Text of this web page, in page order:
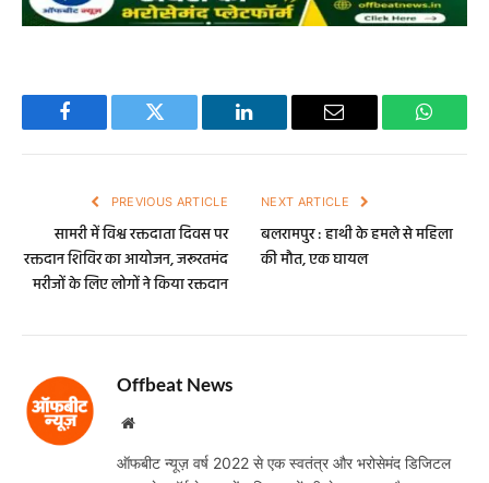
Facebook Twitter LinkedIn Email
PREVIOUS ARTICLE
सामरी में विश्व रक्तदाता दिवस पर
रक्तदान शिविर का आयोजन, जरूरतमंद
मरीजों के लिए लोगों ने किया रक्तदान
NEXT ARTICLE
बलरामपुर : हाथी के हमले से महिला
की मौत, एक घायल
Offbeat News
Website
ऑफबीट न्यूज़ वर्ष 2022 से एक स्वतंत्र और भरोसेमंद डिजिटल